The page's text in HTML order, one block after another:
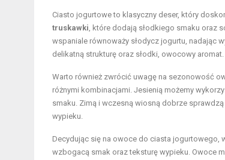
Ciasto jogurtowe to klasyczny deser, który
truskawki, które dodają słodkiego smaku oraz
wspaniale równoważy słodycz jogurtu, nadając
delikatną strukturę oraz słodki, owocowy aromat.
Warto również zwrócić uwagę na sezonowość
różnymi kombinacjami. Jesienią możemy
smaku. Zimą i wczesną wiosną dobrze
wypieku.
Decydując się na owoce do ciasta jogurtowego,
wzbogacą smak oraz teksturę wypieku. Owoce